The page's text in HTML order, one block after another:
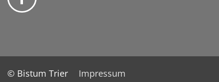
© Bistum Trier
Impressum